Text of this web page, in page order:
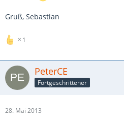
Gruß, Sebastian
1
PeterCE
Fortgeschrittener
28. Mai 2013